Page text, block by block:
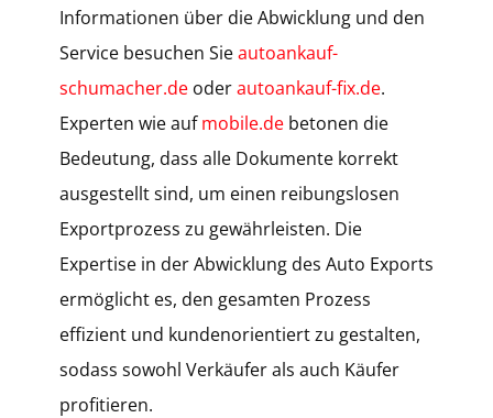
Informationen über die Abwicklung und den
Service besuchen Sieautoankauf-
schumacher.de oderautoankauf-fix.de.
Experten wie aufmobile.de betonen die
Bedeutung, dass alle Dokumente korrekt
ausgestellt sind, um einen reibungslosen
Exportprozess zu gewährleisten. Die
Expertise in der Abwicklung des Auto Exports
ermöglicht es, den gesamten Prozess
effizient und kundenorientiert zu gestalten,
sodass sowohl Verkäufer als auch Käufer
profitieren.